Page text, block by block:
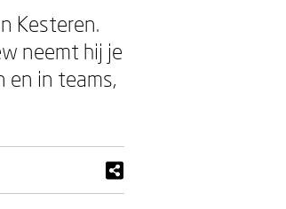
Kesteren.
neemt hij je
en in teams,